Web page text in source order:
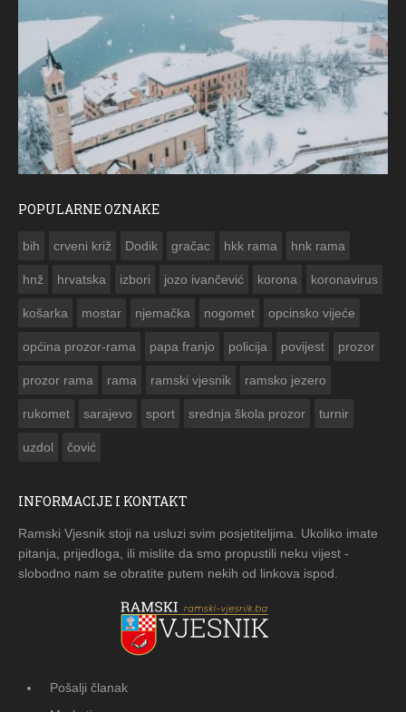
POPULARNE OZNAKE
bih crveni križ Dodik gračac hkk rama hnk rama
hnž hrvatska izbori jozo ivančević korona koronavirus
košarka mostar njemačka nogomet opcinsko vijeće
općina prozor-rama papa franjo policija povijest prozor
prozor rama rama ramski vjesnik ramsko jezero
rukomet sarajevo sport srednja škola prozor turnir
uzdol čović
INFORMACIJE I KONTAKT
Ramski Vjesnik stoji na usluzi svim posjetiteljima. Ukoliko imate
pitanja, prijedloga, ili mislite da smo propustili neku vijest -
slobodno nam se obratite putem nekih od linkova ispod.
Pošalji članak